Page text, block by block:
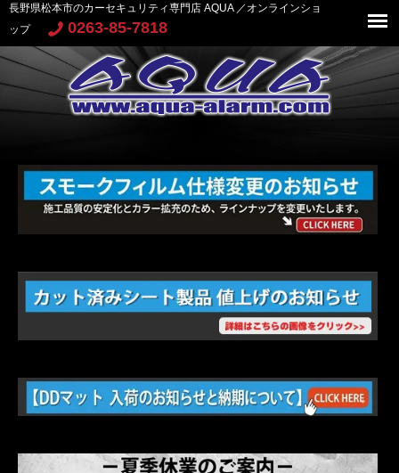
長野県松本市のカーセキュリティ専門店 AQUA ／オンラインショ
ップ
0263-85-7818